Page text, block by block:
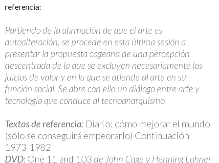
referencia:
Partiendo de la afirmación de que el arte es
autoalteración, se procede en esta última sesión a
presentar la propuesta cageana de una percepción
descentrada de la que se excluyen necesariamente los
juicios de valor y en la que se atiende al arte en su
función social. Se abre con ello un diálogo entre arte y
tecnología que conduce al tecnoanarquismo
Textos de referencia: Diario: cómo mejorar el mundo
(sólo se conseguirá empeorarlo) Continuación
1973-1982
DVD: One 11 and 103 de John Cage y Henning Lohner